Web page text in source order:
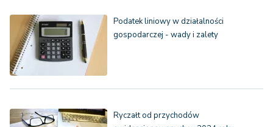
Podatek liniowy w działalności
gospodarczej - wady i zalety
Ryczałt od przychodów